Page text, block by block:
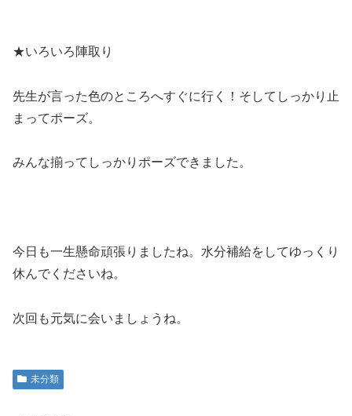
★いろいろ陣取り
先生が言った色のところへすぐに行く！そしてしっかり止
まってポーズ。
みんな揃ってしっかりポーズできました。
今日も一生懸命頑張りましたね。水分補給をしてゆっくり
休んでくださいね。
次回も元気に会いましょうね。
未分類